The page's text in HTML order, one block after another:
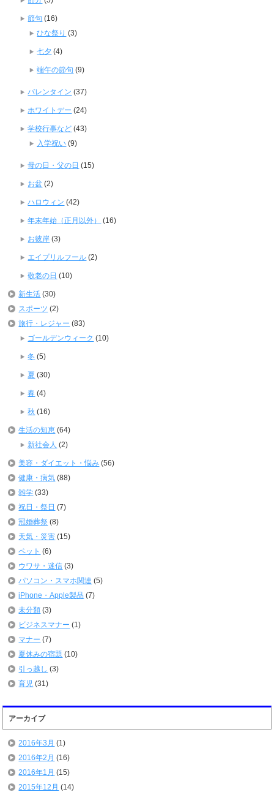
節句 (16)
ひな祭り (3)
七夕 (4)
端午の節句 (9)
バレンタイン (37)
ホワイトデー (24)
学校行事など (43)
入学祝い (9)
母の日・父の日 (15)
お盆 (2)
ハロウィン (42)
年末年始（正月以外） (16)
お彼岸 (3)
エイプリルフール (2)
敬老の日 (10)
新生活 (30)
スポーツ (2)
旅行・レジャー (83)
ゴールデンウィーク (10)
冬 (5)
夏 (30)
春 (4)
秋 (16)
生活の知恵 (64)
新社会人 (2)
美容・ダイエット・悩み (56)
健康・病気 (88)
雑学 (33)
祝日・祭日 (7)
冠婚葬祭 (8)
天気・災害 (15)
ペット (6)
ウワサ・迷信 (3)
パソコン・スマホ関連 (5)
iPhone・Apple製品 (7)
未分類 (3)
ビジネスマナー (1)
マナー (7)
夏休みの宿題 (10)
引っ越し (3)
育児 (31)
アーカイブ
2016年3月 (1)
2016年2月 (16)
2016年1月 (15)
2015年12月 (14)